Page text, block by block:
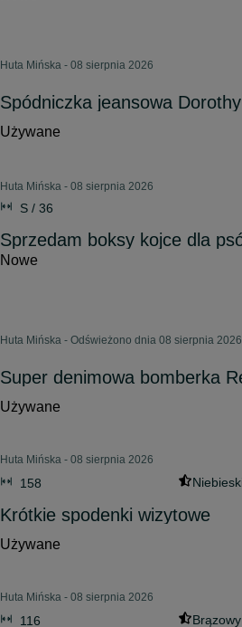
Huta Mińska - 08 sierpnia 2026
Spódniczka jeansowa
Używane
Huta Mińska - 08 sierpnia 2026
S / 36
Sprzedam boksy kojce dla
Nowe
Huta Mińska - Odświeżono dnia 08 sierpnia 2026
Super denimowa bomberka
Używane
Huta Mińska - 08 sierpnia 2026
158 Niebieski
Krótkie spodenki wizytowe
Używane
Huta Mińska - 08 sierpnia 2026
116 Brązowy